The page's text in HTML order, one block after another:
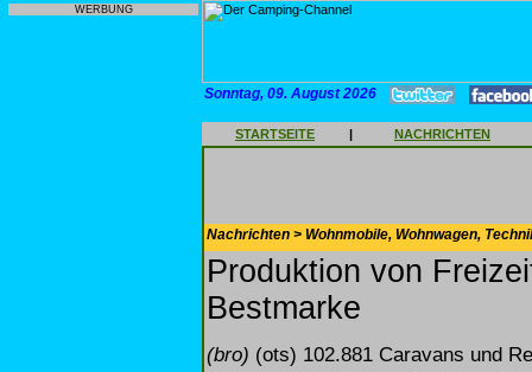
WERBUNG
Sonntag, 09. August 2026
STARTSEITE | NACHRICHTEN
Nachrichten > Wohnmobile, Wohnwagen,
Produktion von
Bestmarke
(bro) (ots) 102.881 Caravans und